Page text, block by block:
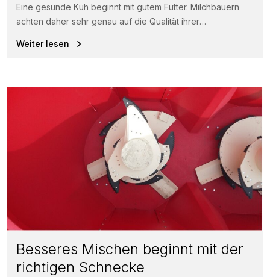
Eine gesunde Kuh beginnt mit gutem Futter. Milchbauern
achten daher sehr genau auf die Qualität ihrer
Weiter lesen
Besseres Mischen beginnt mit der
richtigen Schnecke